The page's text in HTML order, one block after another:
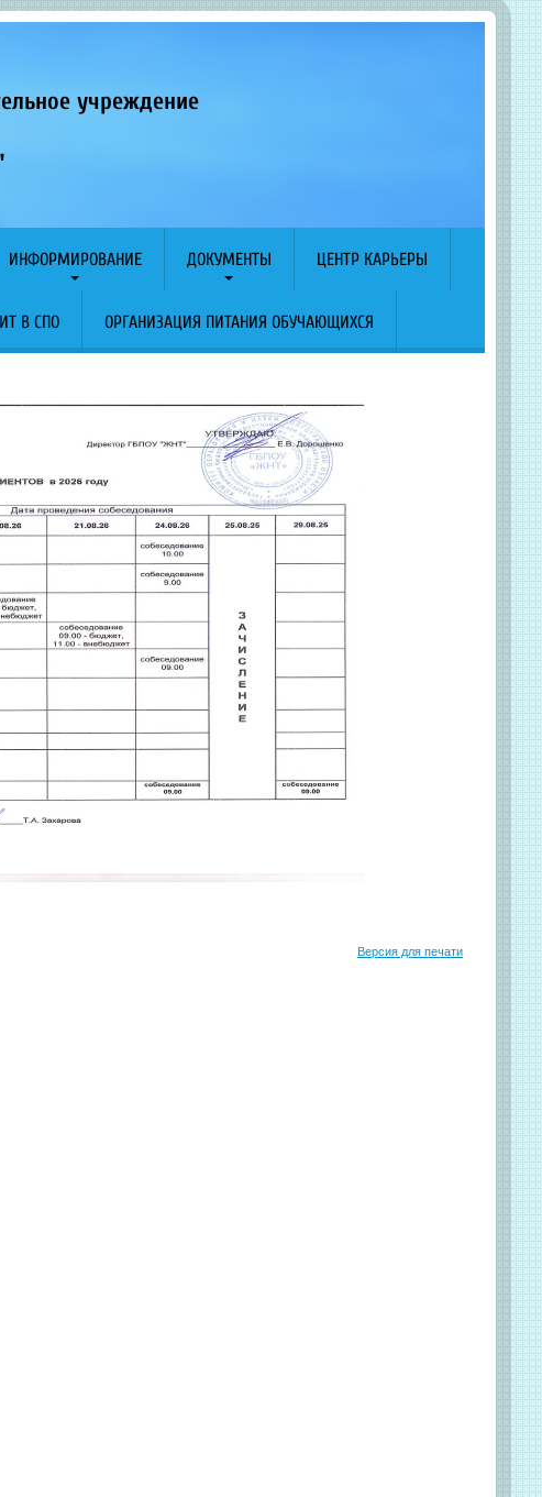
учреждение
ИНФОРМИРОВАНИЕ ДОКУМЕНТЫ ЦЕНТР КАРЬЕРЫ
В СПО ОРГАНИЗАЦИЯ ПИТАНИЯ ОБУЧАЮЩИХСЯ
Версия для печати